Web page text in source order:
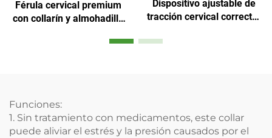
Férula cervical premium
con collarín y almohadilla
Dispositivo ajustable de
tracción cervical corrector
Funciones:
1. Sin tratamiento con medicamentos, este collar
puede aliviar el estrés y la presión causados por el